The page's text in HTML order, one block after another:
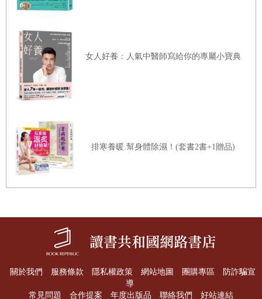
小白的逆襲——精製食品造成了血糖危機
堅果類有益身體，所以多吃無妨？
拋掉拖累你的舊習慣吧！人必須往前走
比起懶惰的你，狠心的你更性感
不管是糙米飯或花椰菜，都先捨棄吧！
只有運動是不行的，飲食也要一起調整
改變一下，把飯和菜的分量顛倒過來
別被自欺欺人的減肥話術矇蔽了
CHAPTER 7 沒空的時候，也有變通的吃法
肚子餓了，就將就著隨便吃嗎？
叫一份披薩？還是訂一箱蘋果？
女人好養：人氣中醫師寫給你的專屬小寶典
排寒養暖.幫身體除濕！(套書2書+1贈品)
關於我們 服務條款 隱私權政策 網站地圖 團購專區
防詐騙宣
導
常見問題
合作提案 年度出版品 聯絡我們 好站連結